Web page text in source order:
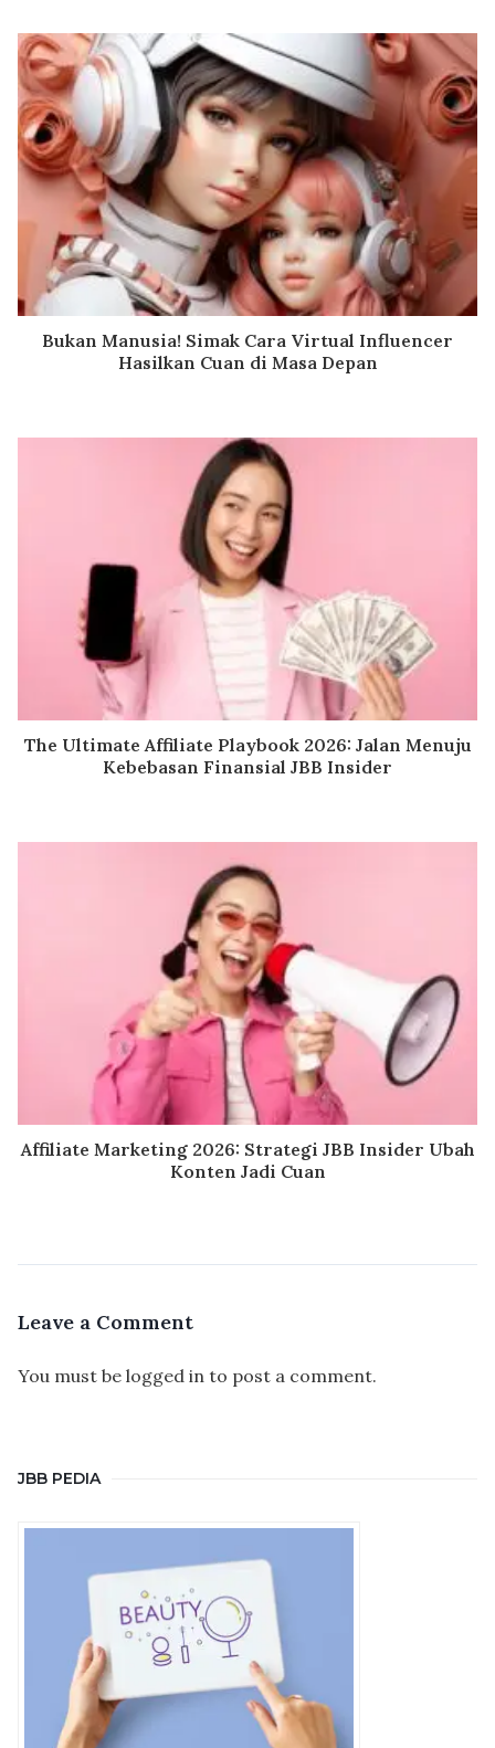
Bukan Manusia! Simak Cara Virtual Influencer
Hasilkan Cuan di Masa Depan
The Ultimate Affiliate Playbook 2026: Jalan Menuju
Kebebasan Finansial JBB Insider
Affiliate Marketing 2026: Strategi JBB Insider Ubah
Konten Jadi Cuan
Leave a Comment
You must be logged in to post a comment.
JBB PEDIA